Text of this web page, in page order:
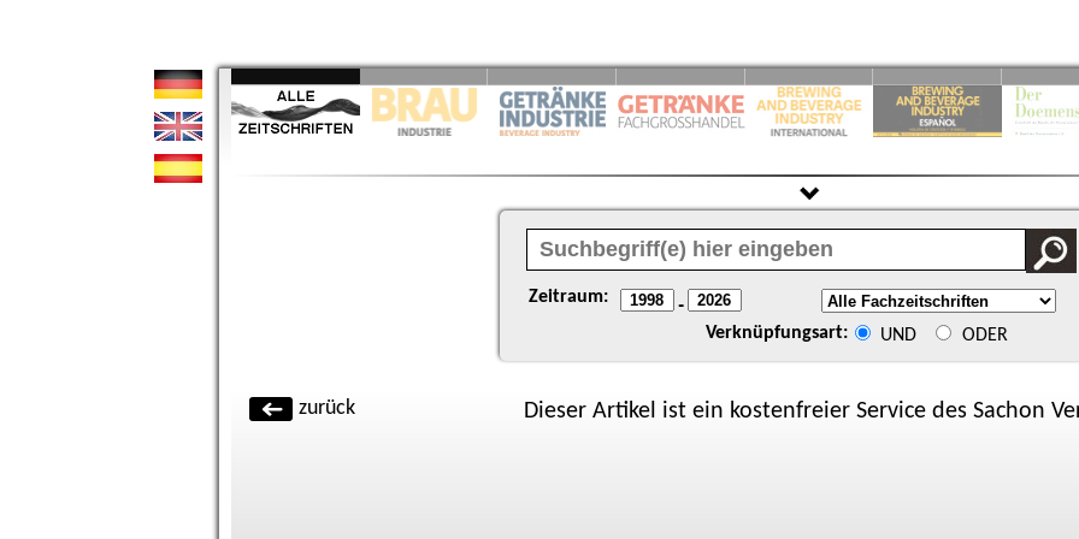
Zeitraum: -
Verknüpfungsart: UND ODER
zurück Dieser Artikel ist ein kostenfreier Service des Sachon